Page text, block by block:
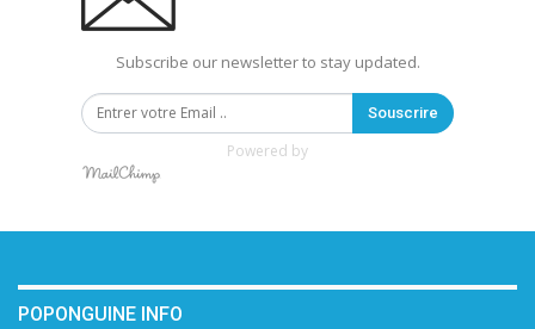
Subscribe our newsletter to stay updated.
Souscrire
Powered by
POPONGUINE INFO